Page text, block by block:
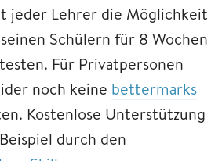
jeder Lehrer die Möglichkeit
Schülern für 8 Wochen
Für Privatpersonen
noch keine bettermarks
Kostenlose Unterstützung
durch den